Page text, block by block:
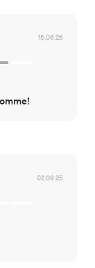
15.06.26
02.09.25